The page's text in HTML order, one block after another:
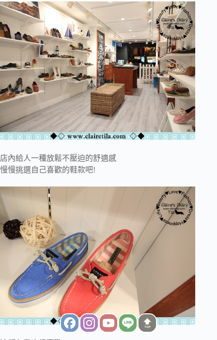
店內給人一種放鬆不壓迫的舒適感
慢慢挑選自己喜歡的鞋款吧!
TOP